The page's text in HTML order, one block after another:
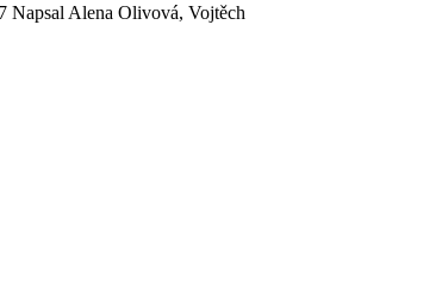
Napsal Alena Olivová, Vojtěch